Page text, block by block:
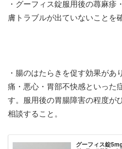
・グーフィス錠服用後の蕁麻
膚トラブルが出ていないことを
・腸のはたらきを促す効果があ
痛・悪心・胃部不快感といった
す。服用後の胃腸障害の程度が
相談すること。
グーフィス錠